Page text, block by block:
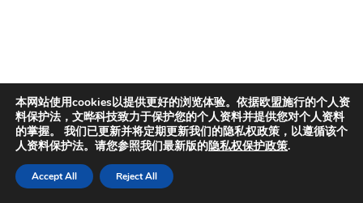
本网站使用cookies以提供更好的浏览体验。依据欧盟施行的个人资
料保护法，文晔科技致力于保护您的个人资料并提供您对个人资料
的掌握。 我们已更新并将定期更新我们的隐私权政策，以遵循该个
人资料保护法。请您参照我们最新版的隐私权保护政策.
Accept All Reject All